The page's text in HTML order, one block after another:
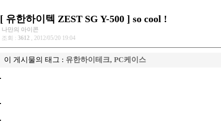
[ 유한하이텍 ZEST SG Y-500 ] so cool !
나만의 아이콘
조회 : 3612 , 2012/05/20 19:04
이 게시물의 태그 : 유한하이테크, PC케이스